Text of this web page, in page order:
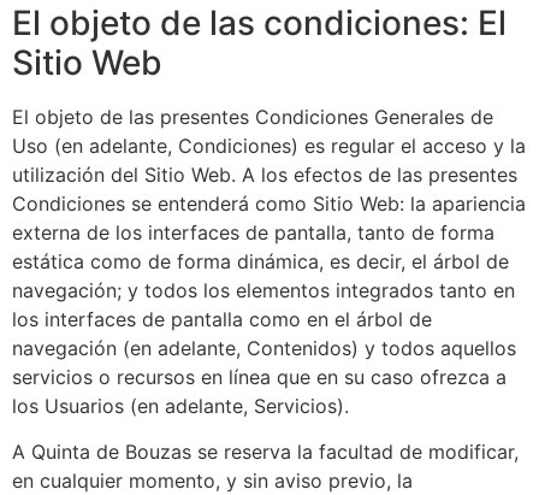
El objeto de las condiciones: El
Sitio Web
El objeto de las presentes Condiciones Generales de
Uso (en adelante, Condiciones) es regular el acceso y la
utilización del Sitio Web. A los efectos de las presentes
Condiciones se entenderá como Sitio Web: la apariencia
externa de los interfaces de pantalla, tanto de forma
estática como de forma dinámica, es decir, el árbol de
navegación; y todos los elementos integrados tanto en
los interfaces de pantalla como en el árbol de
navegación (en adelante, Contenidos) y todos aquellos
servicios o recursos en línea que en su caso ofrezca a
los Usuarios (en adelante, Servicios).
A Quinta de Bouzas se reserva la facultad de modificar,
en cualquier momento, y sin aviso previo, la